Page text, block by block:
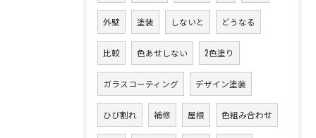
外壁 塗装 しないと どうなる
比較 色あせしない 2色塗り
ガラスコーティング デザイン塗装
ひび割れ 補修 屋根 色組み合わせ